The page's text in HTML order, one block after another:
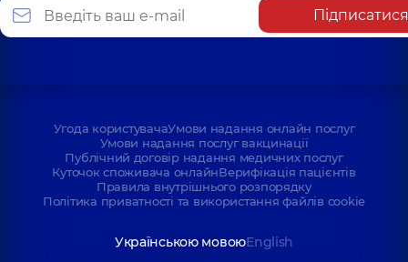
Підписатися
Угода користувачаУмови надання онлайн послуг
Умови надання послуг вакцинації
Публічний договір надання медичних послуг
Куточок споживача онлайнВерифікація пацієнтів
Правила внутрішнього розпорядку
Політика приватності та використання файлів cookie
Українською мовоюEnglish